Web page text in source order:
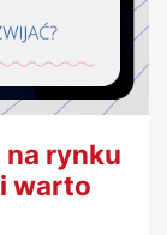
na rynku
warto